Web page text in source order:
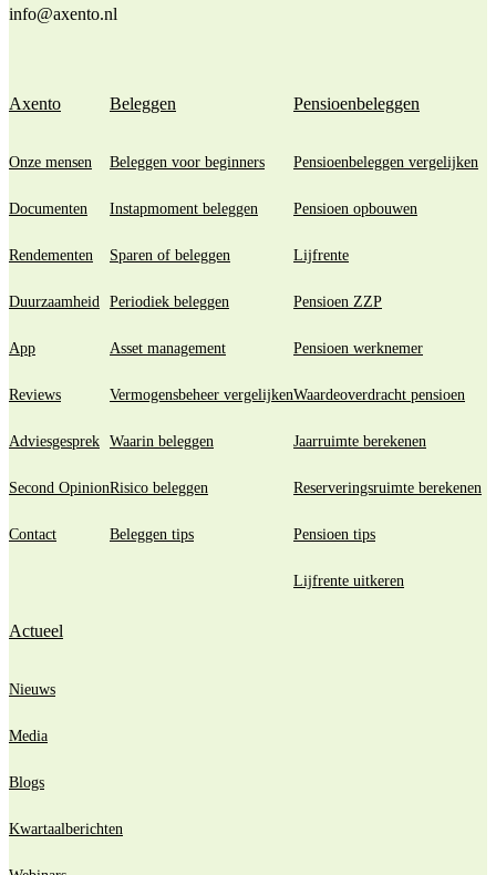
info@axento.nl
Axento
Onze mensen
Documenten
Rendementen
Duurzaamheid
App
Reviews
Adviesgesprek
Second Opinion
Contact
Beleggen
Beleggen voor beginners
Instapmoment beleggen
Sparen of beleggen
Periodiek beleggen
Asset management
Vermogensbeheer vergelijken
Waarin beleggen
Risico beleggen
Beleggen tips
Pensioenbeleggen
Pensioenbeleggen vergelijken
Pensioen opbouwen
Lijfrente
Pensioen ZZP
Pensioen werknemer
Waardeoverdracht pensioen
Jaarruimte berekenen
Reserveringsruimte berekenen
Pensioen tips
Lijfrente uitkeren
Actueel
Nieuws
Media
Blogs
Kwartaalberichten